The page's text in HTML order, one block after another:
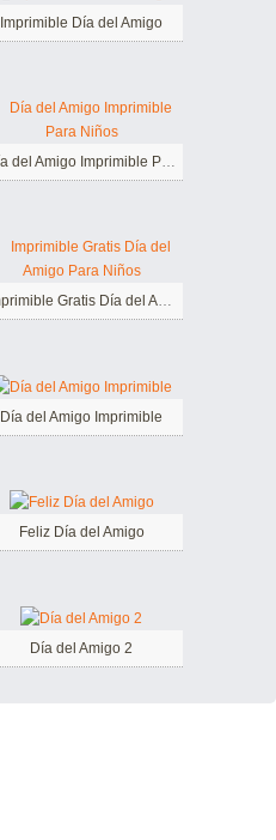
Imprimible Día del Amigo
Día del Amigo Imprimible Para Niños
Imprimible Gratis Día del Amigo Para Niños
Día del Amigo Imprimible
Feliz Día del Amigo
Día del Amigo 2